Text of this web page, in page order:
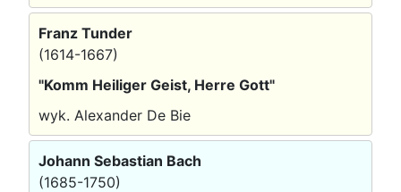
Franz Tunder
(1614-1667)
"Komm Heiliger Geist, Herre Gott"
wyk. Alexander De Bie
Johann Sebastian Bach
(1685-1750)